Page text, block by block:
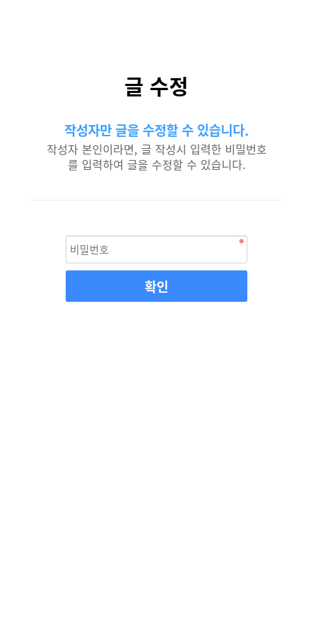
글 수정
작성자만 글을 수정할 수 있습니다.
작성자 본인이라면, 글 작성시 입력한 비밀번호
를 입력하여 글을 수정할 수 있습니다.